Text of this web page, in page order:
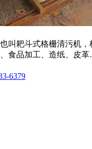
耙斗式格栅清污机，
食品加工、造纸、皮
6379